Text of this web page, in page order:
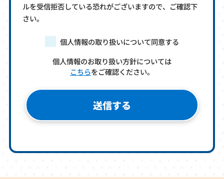
ルを受信拒否している恐れがございますので、ご確認下
さい。
個人情報の取り扱いについて同意する
個人情報のお取り扱い方針については
こちらをご確認ください。